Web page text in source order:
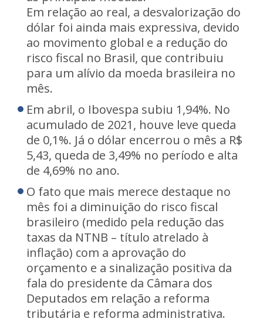
Em relação ao real, a desvalorização do
dólar foi ainda mais expressiva, devido
ao movimento global e a redução do
risco fiscal no Brasil, que contribuiu
para um alívio da moeda brasileira no
mês.
Em abril, o Ibovespa subiu 1,94%. No
acumulado de 2021, houve leve queda
de 0,1%. Já o dólar encerrou o mês a R$
5,43, queda de 3,49% no período e alta
de 4,69% no ano.
O fato que mais merece destaque no
mês foi a diminuição do risco fiscal
brasileiro (medido pela redução das
taxas da NTNB – título atrelado à
inflação) com a aprovação do
orçamento e a sinalização positiva da
fala do presidente da Câmara dos
Deputados em relação a reforma
tributária e reforma administrativa.